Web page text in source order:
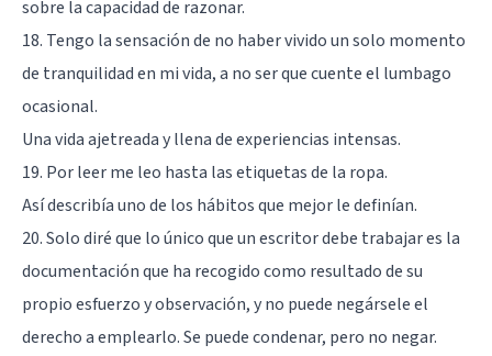
sobre la capacidad de razonar.
18. Tengo la sensación de no haber vivido un solo momento
de tranquilidad en mi vida, a no ser que cuente el lumbago
ocasional.
Una vida ajetreada y llena de experiencias intensas.
19. Por leer me leo hasta las etiquetas de la ropa.
Así describía uno de los hábitos que mejor le definían.
20. Solo diré que lo único que un escritor debe trabajar es la
documentación que ha recogido como resultado de su
propio esfuerzo y observación, y no puede negársele el
derecho a emplearlo. Se puede condenar, pero no negar.